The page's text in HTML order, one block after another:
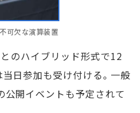
可欠な演算装置
のハイブリッド形式で12
日参加も受け付ける。一般
開イベントも予定されて